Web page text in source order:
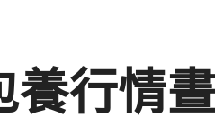
養行情